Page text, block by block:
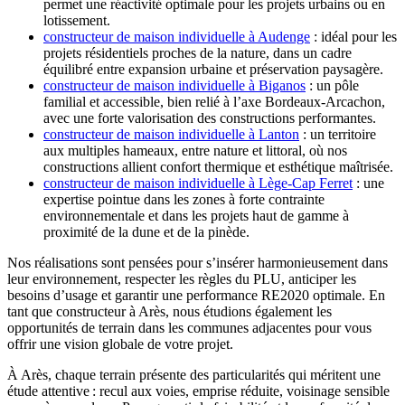
permet une réactivité optimale pour les projets urbains ou en
lotissement.
constructeur de maison individuelle à Audenge : idéal pour les
projets résidentiels proches de la nature, dans un cadre
équilibré entre expansion urbaine et préservation paysagère.
constructeur de maison individuelle à Biganos : un pôle
familial et accessible, bien relié à l’axe Bordeaux-Arcachon,
avec une forte valorisation des constructions performantes.
constructeur de maison individuelle à Lanton : un territoire
aux multiples hameaux, entre nature et littoral, où nos
constructions allient confort thermique et esthétique maîtrisée.
constructeur de maison individuelle à Lège-Cap Ferret : une
expertise pointue dans les zones à forte contrainte
environnementale et dans les projets haut de gamme à
proximité de la dune et de la pinède.
Nos réalisations sont pensées pour s’insérer harmonieusement dans
leur environnement, respecter les règles du PLU, anticiper les
besoins d’usage et garantir une performance RE2020 optimale. En
tant que constructeur à Arès, nous étudions également les
opportunités de terrain dans les communes adjacentes pour vous
offrir une vision globale de votre projet.
À Arès, chaque terrain présente des particularités qui méritent une
étude attentive : recul aux voies, emprise réduite, voisinage sensible